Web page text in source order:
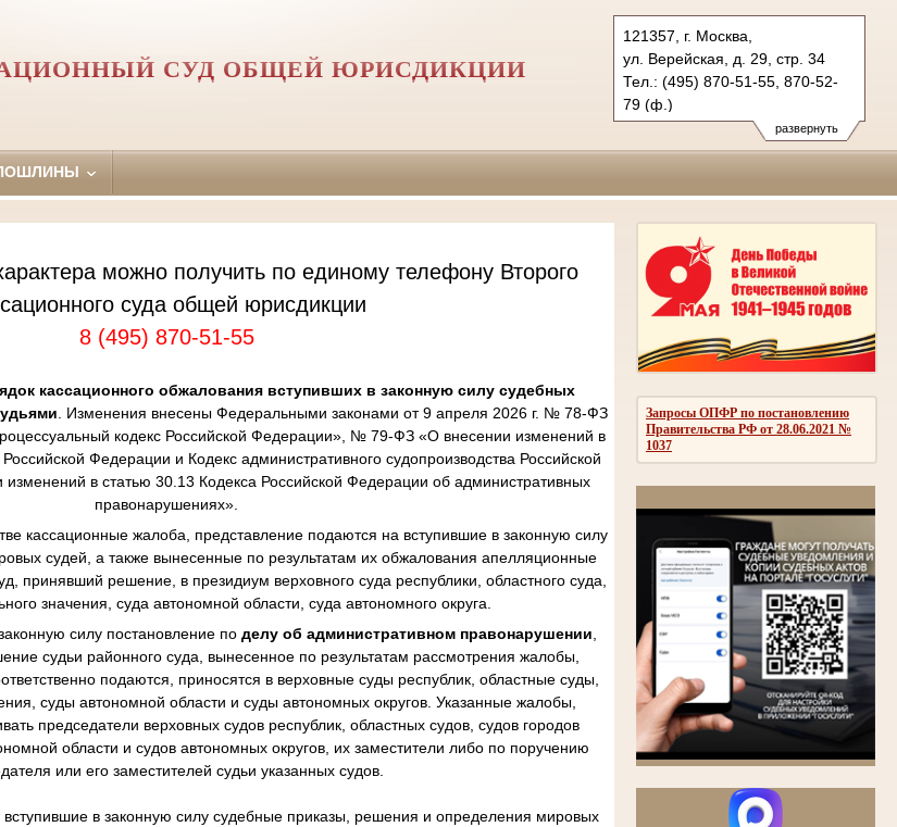
развернуть
121357, г. Москва,
ул. Верейская, д. 29, стр. 34
Тел.: (495) 870-51-55, 870-52-
79 (ф.)
2kas@sudrf.ru
СУД ОБЩЕЙ ЮРИСДИКЦИИ
Запросы ОПФР по постановлению
Правительства РФ от 28.06.2021 №
1037
можно получить по единому телефону Второго
суда общей юрисдикции
8 (495) 870-51-55
кассационного обжалования вступивших в законную силу судебных
. Изменения внесены Федеральными законами от 9 апреля 2026 г. № 78-ФЗ
кодекс Российской Федерации», № 79-ФЗ «О внесении изменений в
Федерации и Кодекс административного судопроизводства Российской
в статью 30.13 Кодекса Российской Федерации об административных
правонарушениях».
кассационные жалоба, представление подаются на вступившие в законную силу
судей, а также вынесенные по результатам их обжалования апелляционные
принявший решение, в президиум верховного суда республики, областного суда,
значения, суда автономной области, суда автономного округа.
силу постановление по делу об административном правонарушении,
судьи районного суда, вынесенное по результатам рассмотрения жалобы,
подаются, приносятся в верховные суды республик, областные суды,
суды автономной области и суды автономных округов. Указанные жалобы,
председатели верховных судов республик, областных судов, судов городов
области и судов автономных округов, их заместители либо по поручению
или его заместителей судьи указанных судов.
вступившие в законную силу судебные приказы, решения и определения мировых